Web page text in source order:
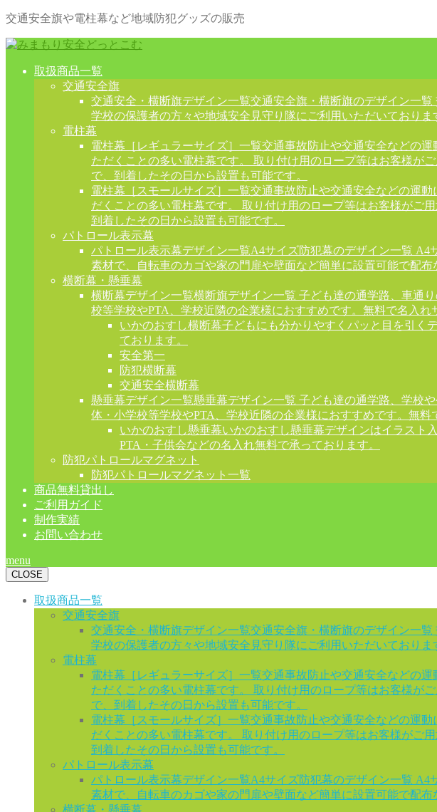
交通安全旗や電柱幕など地域防犯グッズの販売
取扱商品一覧
交通安全旗
交通安全・横断旗デザイン一覧交通安全旗・横断旗のデザイン一
学校の保護者の方々や地域安全見守り隊にご利用いただいておりま
電柱幕
電柱幕［レギュラーサイズ］一覧交通事故防止や交通安全などの
ただくことの多い電柱幕です。 取り付け用のロープ等はお客様が
で、到着したその日から設置も可能です。
電柱幕［スモールサイズ］一覧交通事故防止や交通安全などの運
だくことの多い電柱幕です。 取り付け用のロープ等はお客様がご
到着したその日から設置も可能です。
パトロール表示幕
パトロール表示幕デザイン一覧A4サイズ防犯幕のデザイン一覧 A4
素材で、自転車のカゴや家の門扉や壁面など簡単に設置可能で配布
横断幕・懸垂幕
横断幕デザイン一覧横断旗デザイン一覧 子ども達の通学路、車通
校等学校やPTA、学校近隣の企業様におすすめです。無料で名入れ
いかのおすし横断幕子どもにも分かりやすくパッと目を引く
ております。
安全第一
防犯横断幕
交通安全横断幕
懸垂幕デザイン一覧懸垂幕デザイン一覧 子ども達の通学路、学校
体・小学校等学校やPTA、学校近隣の企業様におすすめです。無料
いかのおすし懸垂幕いかのおすし懸垂幕デザインはイラスト
PTA・子供会などの名入れ無料で承っております。
防犯パトロールマグネット
防犯パトロールマグネット一覧
商品無料貸出し
ご利用ガイド
制作実績
お問い合わせ
menu
CLOSE
取扱商品一覧
交通安全旗
交通安全・横断旗デザイン一覧交通安全旗・横断旗のデザイン一
学校の保護者の方々や地域安全見守り隊にご利用いただいておりま
電柱幕
電柱幕［レギュラーサイズ］一覧交通事故防止や交通安全などの
ただくことの多い電柱幕です。 取り付け用のロープ等はお客様が
で、到着したその日から設置も可能です。
電柱幕［スモールサイズ］一覧交通事故防止や交通安全などの運
だくことの多い電柱幕です。 取り付け用のロープ等はお客様がご
到着したその日から設置も可能です。
パトロール表示幕
パトロール表示幕デザイン一覧A4サイズ防犯幕のデザイン一覧 A4
素材で、自転車のカゴや家の門扉や壁面など簡単に設置可能で配布
横断幕・懸垂幕